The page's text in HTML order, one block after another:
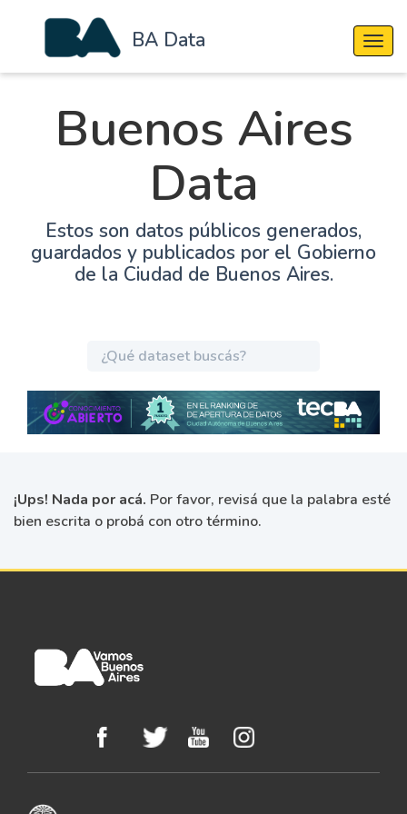
BA Data
Buenos Aires
Data
Estos son datos públicos generados,
guardados y publicados por el Gobierno
de la Ciudad de Buenos Aires.
¡Ups! Nada por acá. Por favor, revisá que la palabra esté
bien escrita o probá con otro término.